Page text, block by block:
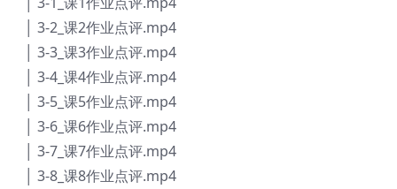
│ 3-2_课2作业点评.mp4
│ 3-3_课3作业点评.mp4
│ 3-4_课4作业点评.mp4
│ 3-5_课5作业点评.mp4
│ 3-6_课6作业点评.mp4
│ 3-7_课7作业点评.mp4
│ 3-8_课8作业点评.mp4